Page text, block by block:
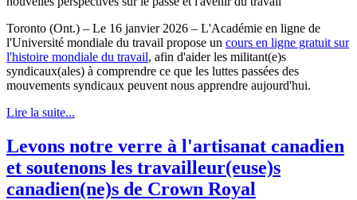
Toronto (Ont.) – Le 16 janvier 2026 – L'Académie en ligne de
l'Université mondiale du travail propose un cours en ligne gratuit sur
l'histoire mondiale du travail, afin d'aider les militant(e)s
syndicaux(ales) à comprendre ce que les luttes passées des
mouvements syndicaux peuvent nous apprendre aujourd'hui.
Lire la suite...
Levons notre verre à l'artisanat canadien
et soutenons les travailleur(euse)s
canadien(ne)s de Crown Royal